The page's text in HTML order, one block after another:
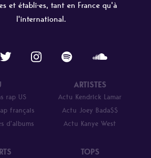
et établi·es, tant en France qu'à
l'international.
rap US
français
d’albums
ARTISTES
Actu Kendrick Lamar
Actu Joey Bada$$
Actu Kanye West
TOPS